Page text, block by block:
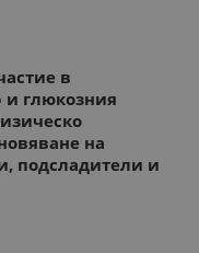
в
и глюкозния
на
подсладители и